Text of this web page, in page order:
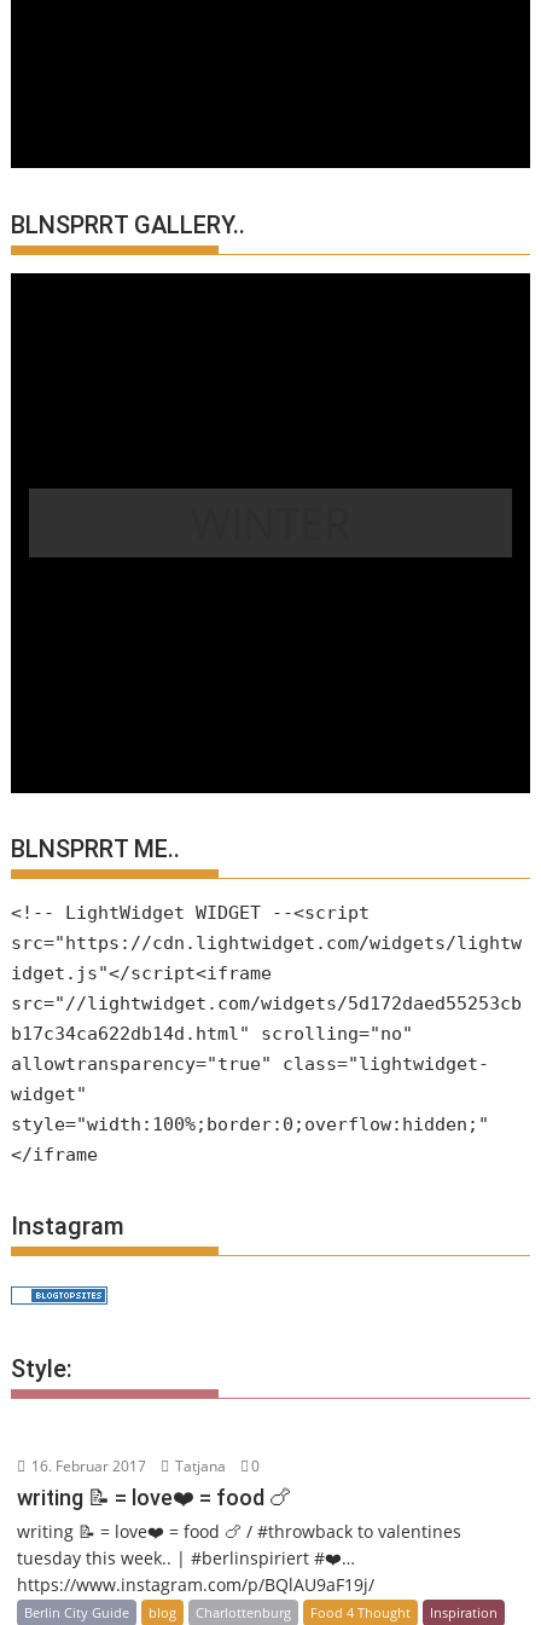
BLNSPRRT GALLERY..
BLNSPRRT ME..
<!-- LightWidget WIDGET --<script
src="https://cdn.lightwidget.com/widgets/lightw
idget.js"</script<iframe
src="//lightwidget.com/widgets/5d172daed55253cb
b17c34ca622db14d.html" scrolling="no"
allowtransparency="true" class="lightwidget-
widget"
style="width:100%;border:0;overflow:hidden;"
</iframe
Instagram
Style:
16. Februar 2017 Tatjana 0
writing 📝 = love❤️ = food 🍗
writing 📝 = love❤️ = food 🍗 / #throwback to valentines
tuesday this week.. | #berlinspiriert #❤️…
https://www.instagram.com/p/BQlAU9aF19j/
Berlin City Guide blog Charlottenburg Food 4 Thought Inspiration